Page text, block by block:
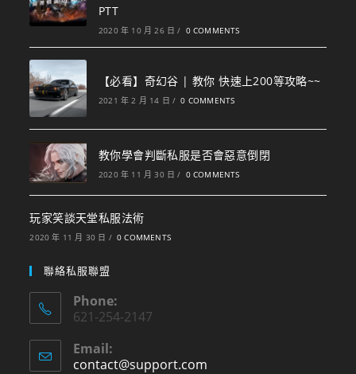
PTT
2020 年 10 月 26 日 / 0 COMMENTS
【必看】奇幻谷 | 教你 快速上200等攻略~~
2021 年 2 月 14 日 / 0 COMMENTS
教你學會判斷私服是否會惡意倒閉
2020 年 11 月 30 日 / 0 COMMENTS
玩家笑談天堂私服法術
2020 年 11 月 30 日 / 0 COMMENTS
聯絡私服聯盟
Phone:
621-254-2147
Email:
contact@support.com